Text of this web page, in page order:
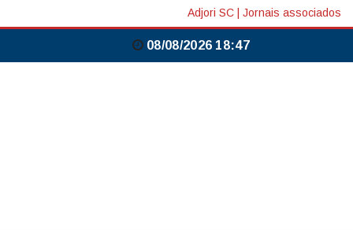
Adjori SC Jornais associados
08/08/2026 18:47